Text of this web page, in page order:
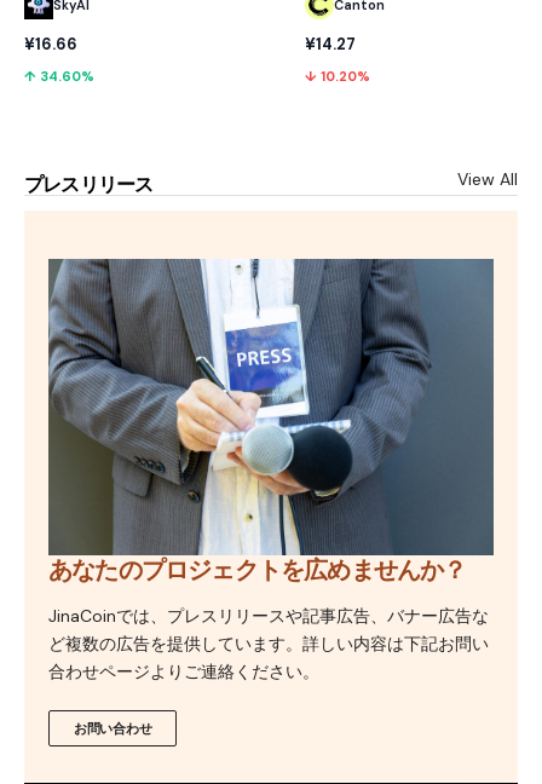
SkyAI
¥16.66
↑ 34.60%
Canton
¥14.27
↓ 10.20%
プレスリリース View All
あなたのプロジェクトを広めませんか？
JinaCoinでは、プレスリリースや記事広告、バナー広告な
ど複数の広告を提供しています。詳しい内容は下記お問い
合わせページよりご連絡ください。
お問い合わせ